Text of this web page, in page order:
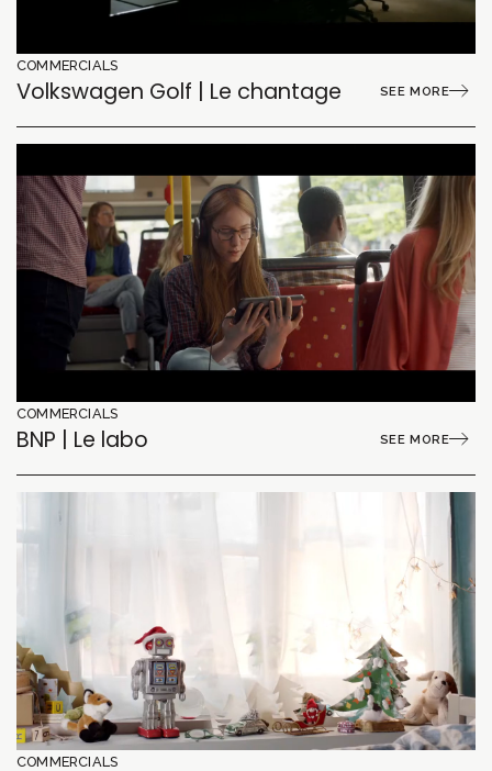
COMMERCIALS
Volkswagen Golf | Le chantage SEE MORE
COMMERCIALS
BNP | Le labo SEE MORE
COMMERCIALS